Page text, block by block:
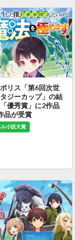
リス「第6回次世
ジーカップ」の結
優秀賞」に2作品
品が受賞
ル小説大賞